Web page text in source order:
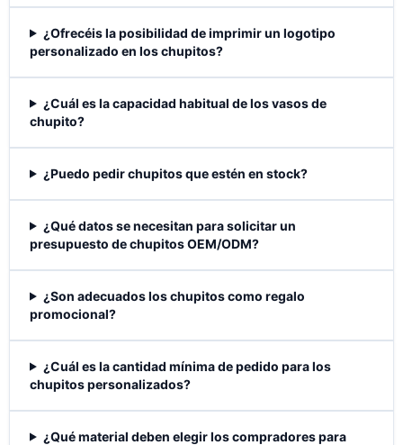
¿Ofrecéis la posibilidad de imprimir un logotipo
personalizado en los chupitos?
¿Cuál es la capacidad habitual de los vasos de
chupito?
¿Puedo pedir chupitos que estén en stock?
¿Qué datos se necesitan para solicitar un
presupuesto de chupitos OEM/ODM?
¿Son adecuados los chupitos como regalo
promocional?
¿Cuál es la cantidad mínima de pedido para los
chupitos personalizados?
¿Qué material deben elegir los compradores para